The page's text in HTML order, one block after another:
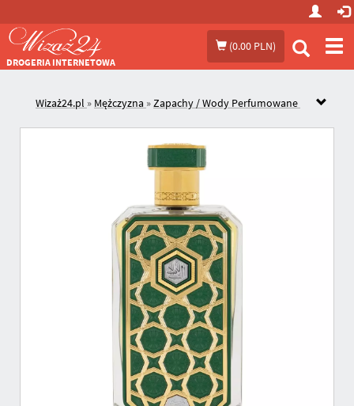
(0.00 PLN)
DROGERIA INTERNETOWA
Wizaż24.pl » Mężczyzna »Zapachy / Wody Perfumowane